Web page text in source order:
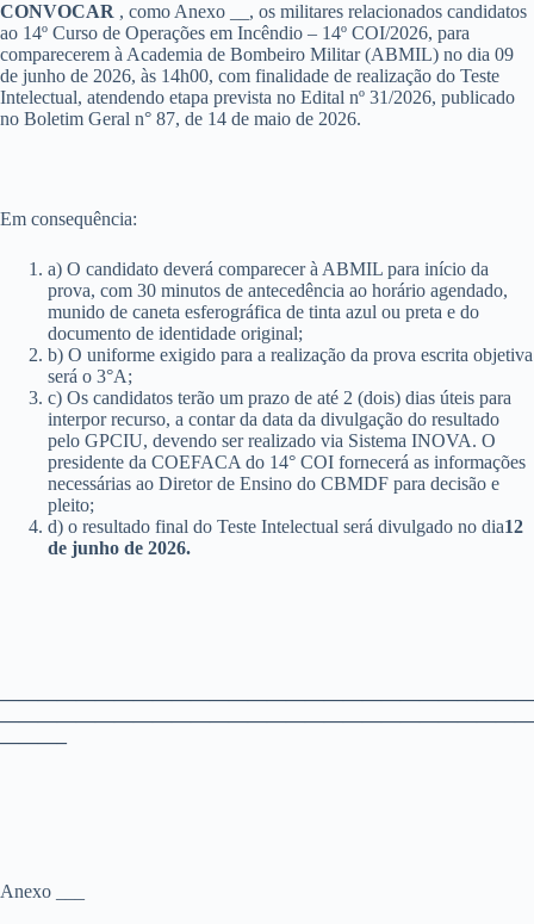
CONVOCAR , como Anexo __, os militares relacionados candidatos
ao 14º Curso de Operações em Incêndio – 14º COI/2026, para
comparecerem à Academia de Bombeiro Militar (ABMIL) no dia 09
de junho de 2026, às 14h00, com finalidade de realização do Teste
Intelectual, atendendo etapa prevista no Edital nº 31/2026, publicado
no Boletim Geral n° 87, de 14 de maio de 2026.
Em consequência:
a) O candidato deverá comparecer à ABMIL para início da
prova, com 30 minutos de antecedência ao horário agendado,
munido de caneta esferográfica de tinta azul ou preta e do
documento de identidade original;
b) O uniforme exigido para a realização da prova escrita objetiva
será o 3°A;
c) Os candidatos terão um prazo de até 2 (dois) dias úteis para
interpor recurso, a contar da data da divulgação do resultado
pelo GPCIU, devendo ser realizado via Sistema INOVA. O
presidente da COEFACA do 14° COI fornecerá as informações
necessárias ao Diretor de Ensino do CBMDF para decisão e
pleito;
d) o resultado final do Teste Intelectual será divulgado no dia12
de junho de 2026.
————————————————————————————
————————————————————————————
———–
Anexo ___